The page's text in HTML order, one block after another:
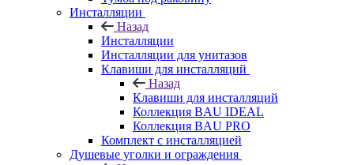
Инсталляции
Назад
Инсталляции
Инсталляции для унитазов
Клавиши для инсталляций
Назад
Клавиши для инсталляций
Коллекция BAU IDEAL
Коллекция BAU PRO
Комплект с инсталляцией
Душевые уголки и ограждения